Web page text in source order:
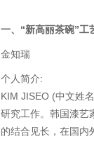
一、“新高丽茶碗”工
金知瑞
个人简介:
KIM JISEO (中文姓
研究工作。韩国漆艺
的结合见长，在国内